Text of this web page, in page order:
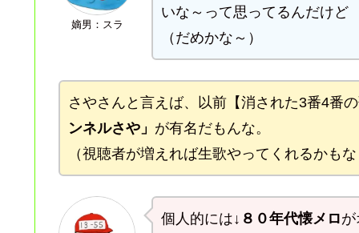
嫡男：スラ
いな～って思ってるんだけど
（だめかな～）
さやさんと言えば、以前【消された3番4番
ンネルさや」 が有名だもんな。
（視聴者が増えれば生歌やってくれるかも
個人的には↓８０年代懐メロ